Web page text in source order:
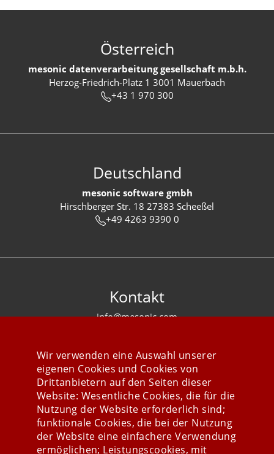
Österreich
mesonic datenverarbeitung gesellschaft m.b.h.
Herzog-Friedrich-Platz 1 3001 Mauerbach
+43 1 970 300
Deutschland
mesonic software gmbh
Hirschberger Str. 18 27383 Scheeßel
+49 4263 9390 0
Kontakt
info@mesonic.com
Stay connected
Wir verwenden eine Auswahl unserer
eigenen Cookies und Cookies von
Drittanbietern auf den Seiten dieser
Website: Wesentliche Cookies, die für die
Nutzung der Website erforderlich sind;
funktionale Cookies, die bei der Nutzung
der Website eine einfachere Verwendung
ermöglichen; Leistungscookies, mit